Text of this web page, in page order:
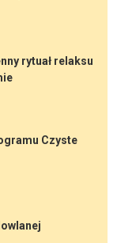
rytuał relaksu
Czyste